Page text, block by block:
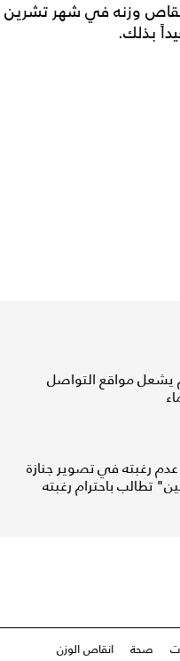
وزنه في شهر تشرين
بذلك.
يشعل مواقع التواصل
رغبته في تصوير جنازة
تطالب باحترام رغبته
صحة
انقاص الوزن